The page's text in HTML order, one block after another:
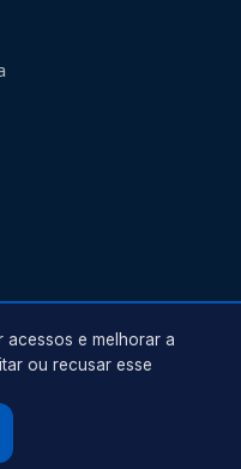
. Todos os direitos reservados.
acessos e melhorar a
ou recusar esse